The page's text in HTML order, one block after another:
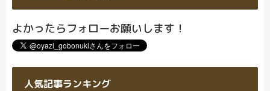
よかったらフォローお願いします！
人気記事ランキング